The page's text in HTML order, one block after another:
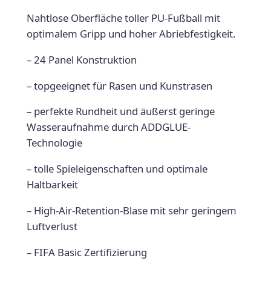
K
A
G
U
E
F
I
T
R
D
Nahtlose Oberfläche toller PU-Fußball mit
optimalem Gripp und hoher Abriebfestigkeit.
– 24 Panel Konstruktion
– topgeeignet für Rasen und Kunstrasen
– perfekte Rundheit und äußerst geringe
Wasseraufnahme durch ADDGLUE-
Technologie
– tolle Spieleigenschaften und optimale
Haltbarkeit
– High-Air-Retention-Blase mit sehr geringem
Luftverlust
– FIFA Basic Zertifizierung